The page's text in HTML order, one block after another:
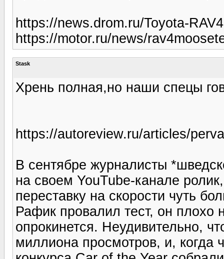
https://news.drom.ru/Toyota-
https://motor.ru/news/
Stask
Хрень полная,но наши спецы
https://autoreview.ru/articles/
В сентябре журналисты
на своем YouTube-канале
переставку на скорости чуть
Рафик провалил тест, он плохо
опрокинется. Неудивительно,
миллиона просмотров, и, когда